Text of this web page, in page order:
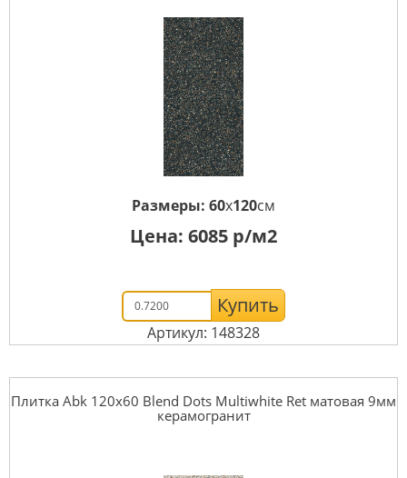
Размеры: 60x120см
Цена: 6085 р/м2
Купить
Артикул: 148328
Плитка Abk 120x60 Blend Dots Multiwhite Ret матовая 9мм
керамогранит